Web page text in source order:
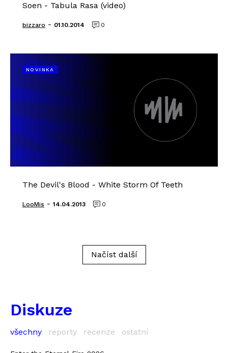
Soen - Tabula Rasa (video)
bizzaro - 01.10.2014 0
NOVINKA
The Devil's Blood - White Storm Of Teeth
LooMis - 14.04.2013 0
Načíst další
Diskuze
všechny reporty recenze ostatní